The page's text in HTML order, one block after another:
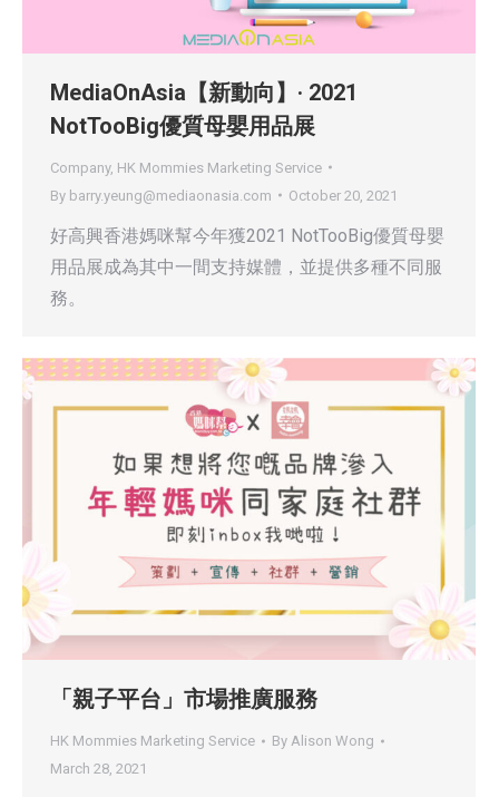
MediaOnAsia【新動向】· 2021
NotTooBig優質母嬰用品展
Company, HK Mommies Marketing Service
By barry.yeung@mediaonasia.com October 20, 2021
好高興香港媽咪幫今年獲2021 NotTooBig優質母嬰
用品展成為其中一間支持媒體，並提供多種不同服
務。
「親子平台」市場推廣服務
HK Mommies Marketing Service By Alison Wong
March 28, 2021